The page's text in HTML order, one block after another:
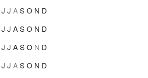
J J ASO N D
J J ASO N D
J J ASO N D
J J ASO N D